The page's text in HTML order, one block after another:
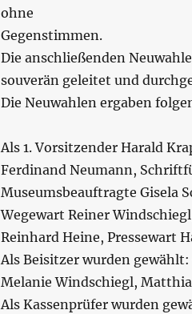
ohne
Gegenstimmen.
Die anschließenden
souverän geleitet und
Die Neuwahlen ergaben
Als 1. Vorsitzender Harald
Ferdinand Neumann,
Museumsbeauftragte Gisela
Wegewart Reiner
Reinhard Heine, Pressewart
Als Beisitzer wurden
Melanie Windschiegl,
Als Kassenprüfer wurden